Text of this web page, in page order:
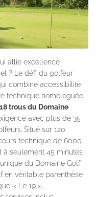
allie excellence
? Le défi du golfeur
combine accessibilité
technique homologuée
trous du Domaine
avec plus de 35
Situé sur 120
technique de 6000
à seulement 45 minutes
unique du Domaine Golf
en véritable parenthèse
« Le 19 »,